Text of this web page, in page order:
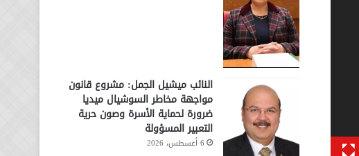
النائب ميشيل الجمل: مشروع قانون
مواجهة مخاطر السوشيال ميديا
ضرورة لحماية الأسرة وصون حرية
التعبير المسؤولة
6 أغسطس، 2026